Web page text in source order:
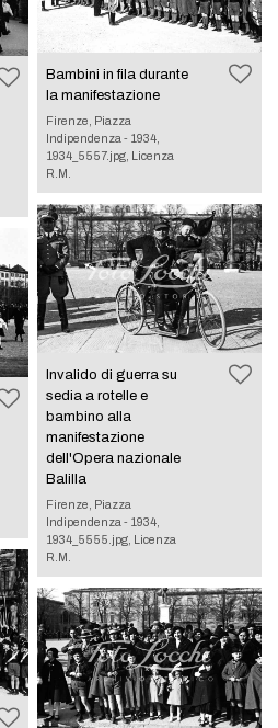
Bambini in fila durante
la manifestazione
Firenze, Piazza
Indipendenza - 1934,
1934_5557.jpg, Licenza
R.M.
Invalido di guerra su
sedia a rotelle e
bambino alla
manifestazione
dell'Opera nazionale
Balilla
Firenze, Piazza
Indipendenza - 1934,
1934_5555.jpg, Licenza
R.M.